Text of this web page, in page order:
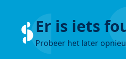
Er is iets
Probeer het later